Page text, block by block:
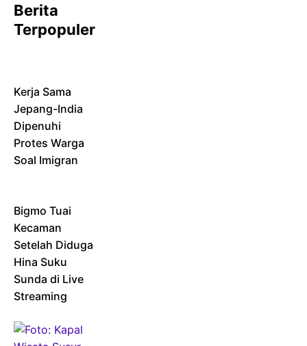
Berita
Terpopuler
Kerja Sama
Jepang-India
Dipenuhi
Protes Warga
Soal Imigran
Bigmo Tuai
Kecaman
Setelah Diduga
Hina Suku
Sunda di Live
Streaming